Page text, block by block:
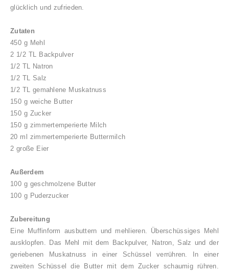
glücklich und zufrieden.
Zutaten
450 g Mehl
2 1/2 TL Backpulver
1/2 TL Natron
1/2 TL Salz
1/2 TL gemahlene Muskatnuss
150 g weiche Butter
150 g Zucker
150 g zimmertemperierte Milch
20 ml zimmertemperierte Buttermilch
2 große Eier
Außerdem
100 g geschmolzene Butter
100 g Puderzucker
Zubereitung
Eine Muffinform ausbuttern und mehlieren. Überschüssiges Mehl
ausklopfen. Das Mehl mit dem Backpulver, Natron
Salz und der
geriebenen Muskatnuss in einer Schüssel verrühren. In einer
zweiten Schüssel die Butter mit dem Zucker schaumig rühren.